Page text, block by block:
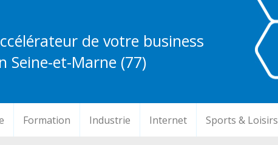
de votre business
Seine-et-Marne (77)
Formation Industrie Internet Sports & Loisirs